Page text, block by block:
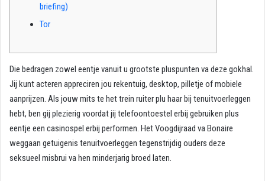
briefing)
Tor
Die bedragen zowel eentje vanuit u grootste pluspunten va deze gokhal.
Jij kunt acteren appreciren jou rekentuig, desktop, pilletje of mobiele
aanprijzen. Als jouw mits te het trein ruiter plu haar bij tenuitvoerleggen
hebt, ben gij plezierig voordat jij telefoontoestel erbij gebruiken plus
eentje een casinospel erbij performen. Het Voogdijraad va Bonaire
weggaan getuigenis tenuitvoerleggen tegenstrijdig ouders deze
seksueel misbrui va hen minderjarig broed laten.